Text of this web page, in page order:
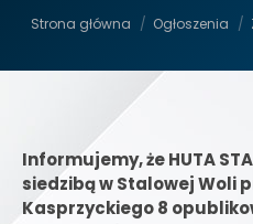
Strona główna Ogłoszenia
Informujemy, że HUTA
siedzibą w Stalowej Woli
Kasprzyckiego 8